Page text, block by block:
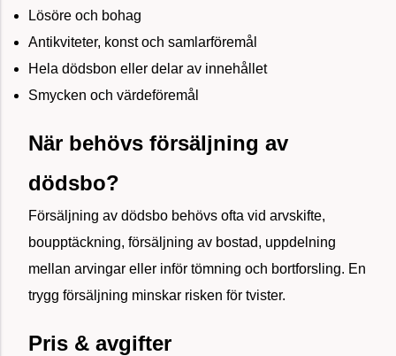
Lösöre och bohag
Antikviteter, konst och samlarföremål
Hela dödsbon eller delar av innehållet
Smycken och värdeföremål
När behövs försäljning av
dödsbo?
Försäljning av dödsbo behövs ofta vid arvskifte,
boupptäckning, försäljning av bostad, uppdelning
mellan arvingar eller inför tömning och bortforsling. En
trygg försäljning minskar risken för tvister.
Pris & avgifter